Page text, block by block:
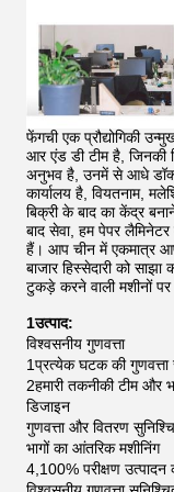
फेंगची एक प्रौद्योगिकी
आर एंड डी टीम है, जिनकी
अनुभव है, उनमें से आधे
कार्यालय है, वियतनाम,
बिक्री के बाद का केंद्र
बाद सेवा, हम पेपर
हैं। आप चीन में एकमात्र
बाजार हिस्सेदारी को
टुकड़े करने वाली मशीनों
1उत्पाद:
विश्वसनीय गुणवत्ता
1प्रत्येक घटक की
2हमारी तकनीकी टीम और
डिजाइन
गुणवत्ता और वितरण
भागों का आंतरिक मशीनिंग
4,100% परीक्षण